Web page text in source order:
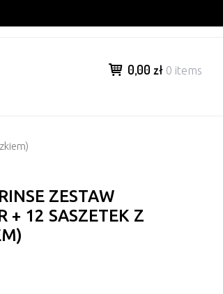
0,00 zł 0 items
ZESTAW
+ 12 SASZETEK Z